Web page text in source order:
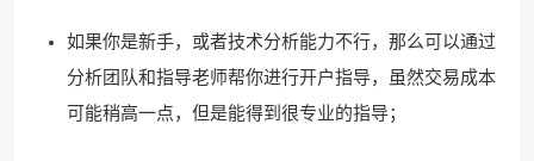
如果你是新手，或者技术分析能力不行，那么可以通过
分析团队和指导老师帮你进行开户指导，虽然交易成本
可能稍高一点，但是能得到很专业的指导；